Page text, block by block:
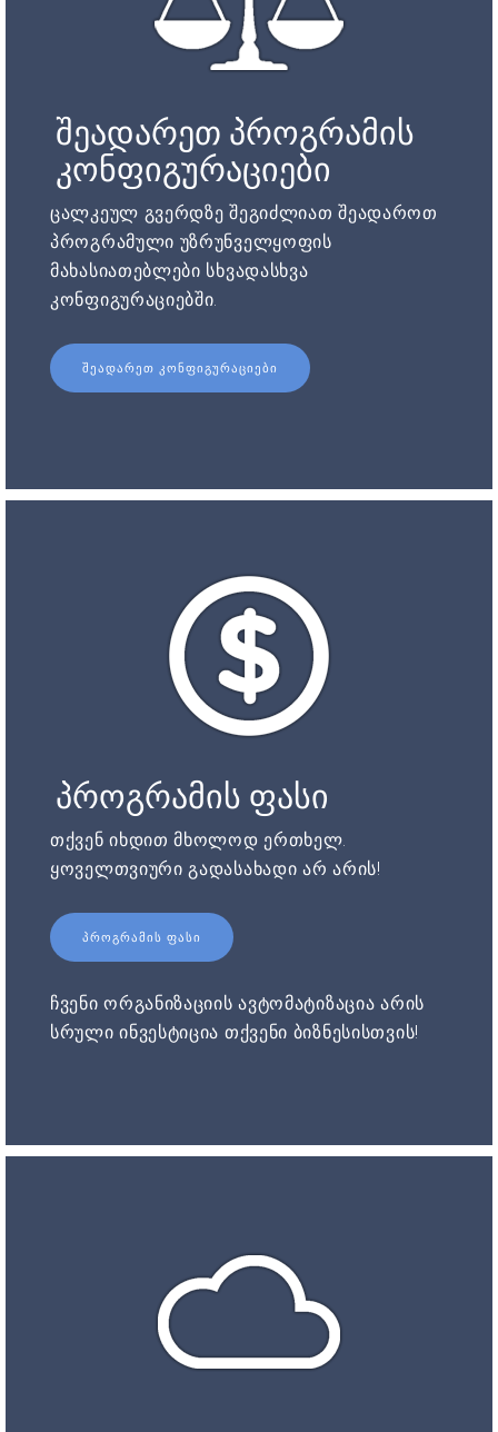
შეადარეთ პროგრამის
კონფიგურაციები
ცალკეულ გვერდზე შეგიძლიათ შეადაროთ
პროგრამული უზრუნველყოფის
მახასიათებლები სხვადასხვა
კონფიგურაციებში.
ᲨᲔᲐᲓᲐᲠᲔᲗ ᲙᲝᲜᲤᲘᲒᲣᲠᲐᲪᲘᲔᲑᲘ
პროგრამის ფასი
თქვენ იხდით მხოლოდ ერთხელ.
ყოველთვიური გადასახადი არ არის!
ᲞᲠᲝᲒᲠᲐᲛᲘᲡ ᲤᲐᲡᲘ
ჩვენი ორგანიზაციის ავტომატიზაცია არის
სრული ინვესტიცია თქვენი ბიზნესისთვის!